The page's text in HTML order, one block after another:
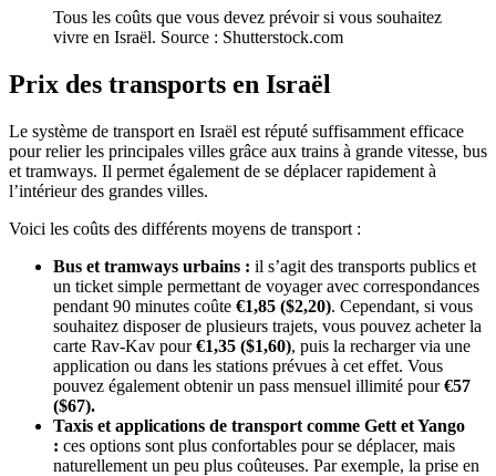
Tous les coûts que vous devez prévoir si vous souhaitez
vivre en Israël. Source : Shutterstock.com
Prix des transports en Israël
Le système de transport en Israël est réputé suffisamment efficace
pour relier les principales villes grâce aux trains à grande vitesse, bus
et tramways. Il permet également de se déplacer rapidement à
l’intérieur des grandes villes.
Voici les coûts des différents moyens de transport :
Bus et tramways urbains : il s’agit des transports publics et
un ticket simple permettant de voyager avec correspondances
pendant 90 minutes coûte €1,85 ($2,20). Cependant, si vous
souhaitez disposer de plusieurs trajets, vous pouvez acheter la
carte Rav-Kav pour€1,35 ($1,60), puis la recharger via une
application ou dans les stations prévues à cet effet. Vous
pouvez également obtenir un pass mensuel illimité pour€57
($67).
Taxis et applications de transport comme Gett et Yango
: ces options sont plus confortables pour se déplacer, mais
naturellement un peu plus coûteuses. Par exemple, la prise en